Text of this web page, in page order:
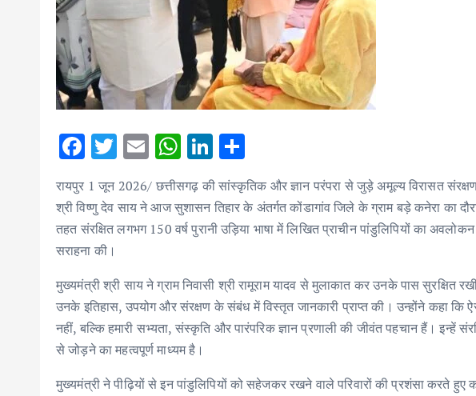
F
e
b
o
o
k
T
it
te
E
m
ai
l
W
at
s
A
p
p
Li
n
k
e
n
h
ar
e
रायपुर 1 जून 2026/ छत्तीसगढ़ की सांस्कृतिक और ज्ञान परंपरा से जुड़े अमूल्य विरासत
श्री विष्णु देव साय ने आज सुशासन तिहार के अंतर्गत कोंडागांव जिले के ग्राम बड़े कनेरा का
तहत संरक्षित लगभग 150 वर्ष पुरानी उड़िया भाषा में लिखित प्राचीन पांडुलिपियों का
सराहना की।
मुख्यमंत्री श्री साय ने ग्राम निवासी श्री रामूराम यादव से मुलाकात कर उनके पास सुरक्षित
उनके इतिहास, उपयोग और संरक्षण के संबंध में विस्तृत जानकारी प्राप्त की। उन्होंने कहा कि
नहीं, बल्कि हमारी सभ्यता, संस्कृति और पारंपरिक ज्ञान प्रणाली की जीवंत पहचान हैं। इन्हें
से जोड़ने का महत्वपूर्ण माध्यम है।
मुख्यमंत्री ने पीढ़ियों से इन पांडुलिपियों को सहेजकर रखने वाले परिवारों की प्रशंसा करते हुए